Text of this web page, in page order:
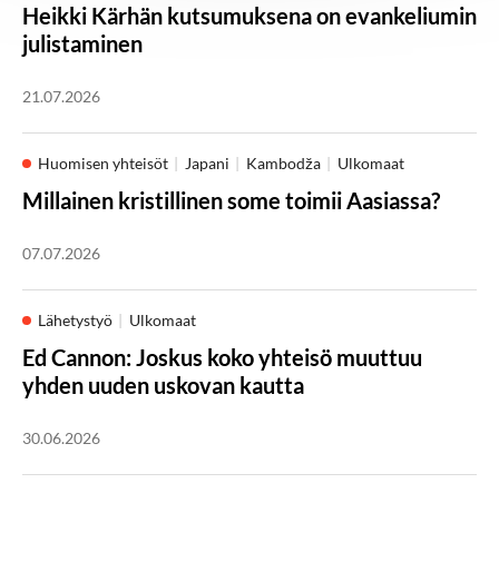
Heikki Kärhän kutsumuksena on evankeliumin
julistaminen
21.07.2026
Huomisen yhteisöt Japani Kambodža Ulkomaat
Millainen kristillinen some toimii Aasiassa?
07.07.2026
Lähetystyö Ulkomaat
Ed Cannon: Joskus koko yhteisö muuttuu
yhden uuden uskovan kautta
30.06.2026